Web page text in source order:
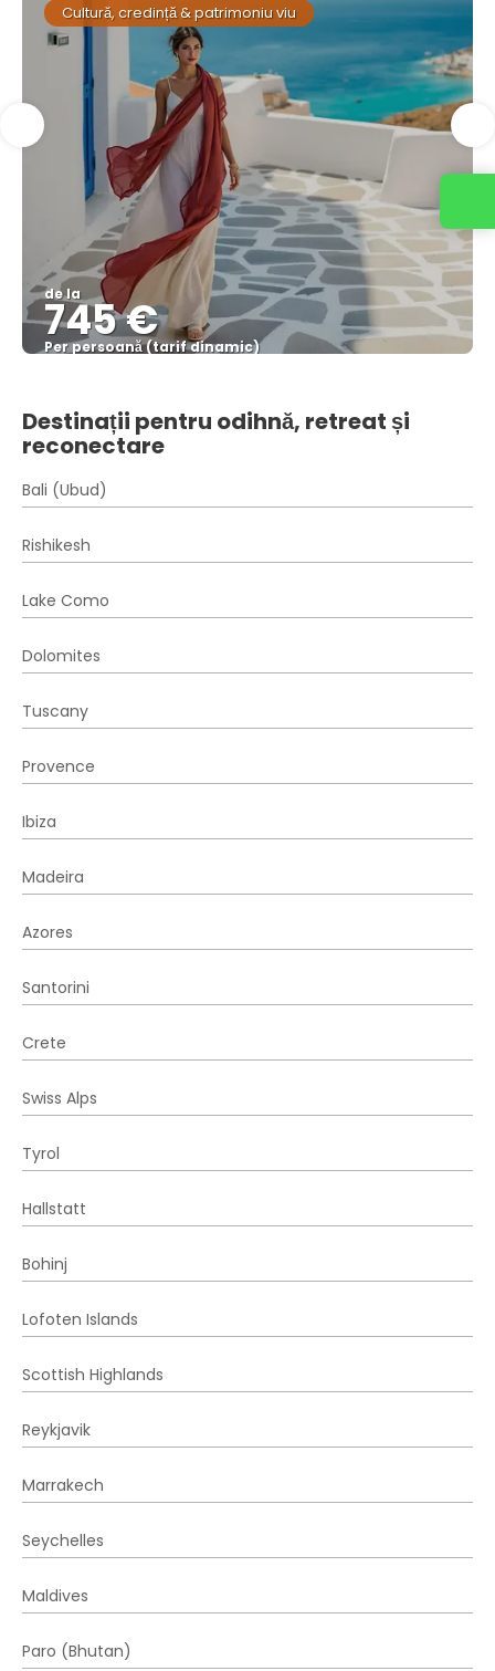
Cultură, credință & patrimoniu viu
de la
745 €
Per persoană (tarif dinamic)
Destinații pentru odihnă, retreat și
reconectare
Bali (Ubud)
Rishikesh
Lake Como
Dolomites
Tuscany
Provence
Ibiza
Madeira
Azores
Santorini
Crete
Swiss Alps
Tyrol
Hallstatt
Bohinj
Lofoten Islands
Scottish Highlands
Reykjavik
Marrakech
Seychelles
Maldives
Paro (Bhutan)